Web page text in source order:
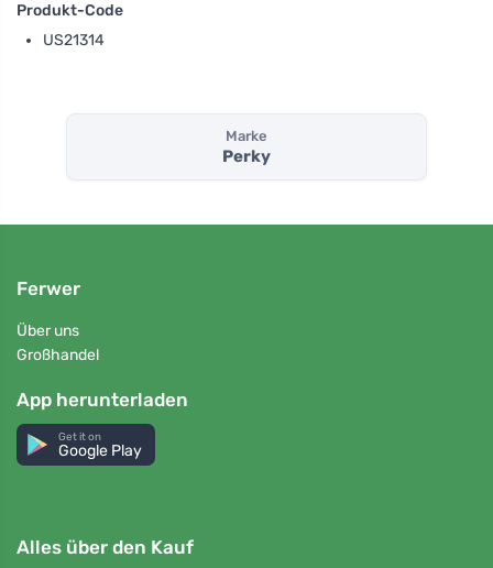
Produkt-Code
US21314
Marke
Perky
Ferwer
Über uns
Großhandel
App herunterladen
Get it on
Google Play
Alles über den Kauf